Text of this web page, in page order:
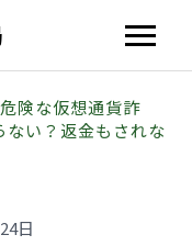
危険な仮想通貨詐
い？返金もされな
日